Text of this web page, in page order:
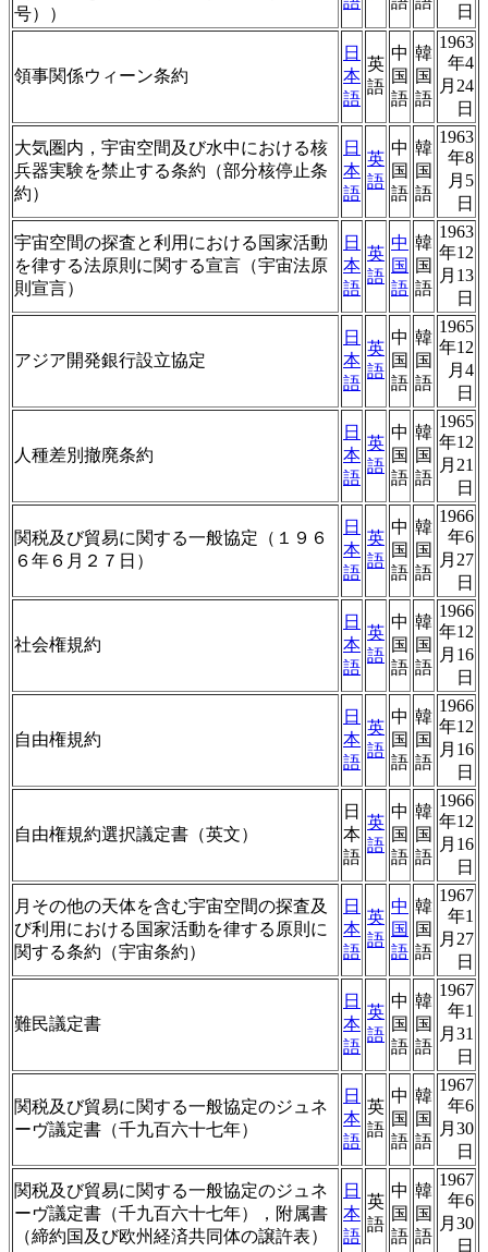
号））
日
領事関係ウィーン条約
日
本
語
英
語
中
国
語
韓
国
語
1963
年4
月24
日
大気圏内，宇宙空間及び水中における核
兵器実験を禁止する条約（部分核停止条
約）
日
本
語
英
語
中
国
語
韓
国
語
1963
年8
月5
日
宇宙空間の探査と利用における国家活動
を律する法原則に関する宣言（宇宙法原
則宣言）
日
本
語
英
語
中
国
語
韓
国
語
1963
年12
月13
日
アジア開発銀行設立協定
日
本
語
英
語
中
国
語
韓
国
語
1965
年12
月4
日
人種差別撤廃条約
日
本
語
英
語
中
国
語
韓
国
語
1965
年12
月21
日
関税及び貿易に関する一般協定（１９６
６年６月２７日）
日
本
語
英
語
中
国
語
韓
国
語
1966
年6
月27
日
社会権規約
日
本
語
英
語
中
国
語
韓
国
語
1966
年12
月16
日
自由権規約
日
本
語
英
語
中
国
語
韓
国
語
1966
年12
月16
日
自由権規約選択議定書（英文）
日
本
語
英
語
中
国
語
韓
国
語
1966
年12
月16
日
月その他の天体を含む宇宙空間の探査及
び利用における国家活動を律する原則に
関する条約（宇宙条約）
日
本
語
英
語
中
国
語
韓
国
語
1967
年1
月27
日
難民議定書
日
本
語
英
語
中
国
語
韓
国
語
1967
年1
月31
日
関税及び貿易に関する一般協定のジュネ
ーヴ議定書（千九百六十七年）
日
本
語
英
語
中
国
語
韓
国
語
1967
年6
月30
日
関税及び貿易に関する一般協定のジュネ
ーヴ議定書（千九百六十七年），附属書
（締約国及び欧州経済共同体の譲許表）
日
本
語
英
語
中
国
語
韓
国
語
1967
年6
月30
日